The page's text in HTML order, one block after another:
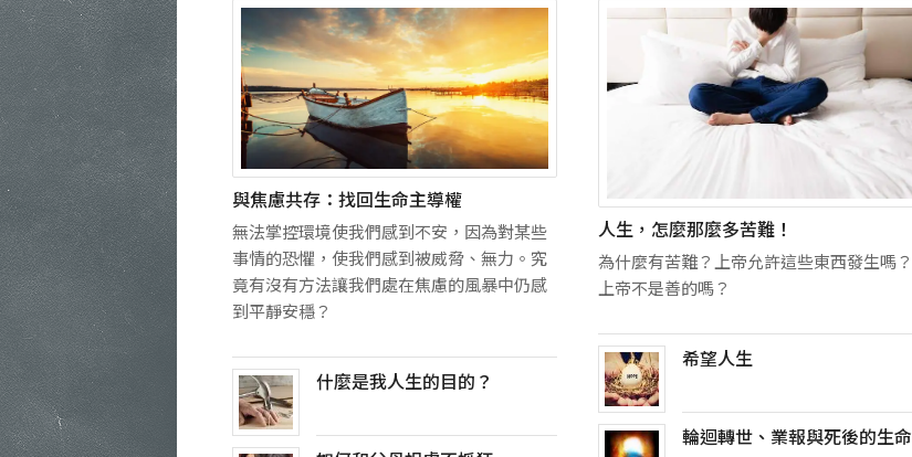
與焦慮共存：找回生命主導權
無法掌控環境使我們感到不安，因為對某些
事情的恐懼，使我們感到被威脅、無力。究
竟有沒有方法讓我們處在焦慮的風暴中仍感
到平靜安穩？
什麼是我人生的目的？
人生，怎麼那麼多苦難！
為什麼有苦難？上帝允許這些東西發生嗎？
上帝不是善的嗎？
希望人生
輪迴轉世、業報與死後的生命